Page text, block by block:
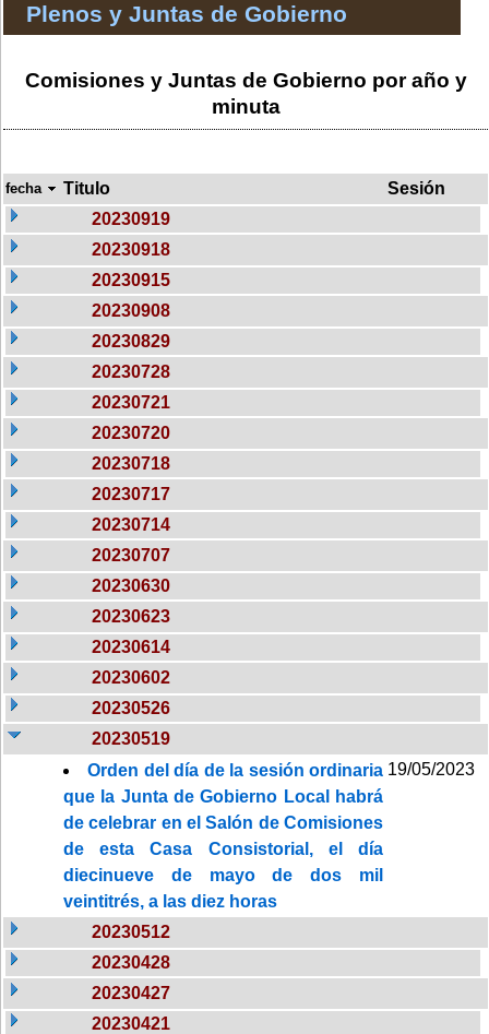
Plenos y Juntas de Gobierno
Comisiones y Juntas de Gobierno por año y
minuta
fecha Titulo
Sesión
20230919
20230918
20230915
20230908
20230829
20230728
20230721
20230720
20230718
20230717
20230714
20230707
20230630
20230623
20230614
20230602
20230526
20230519
Orden del día de la sesión ordinaria
que la Junta de Gobierno Local habrá
de celebrar en el Salón de Comisiones
de esta Casa Consistorial, el día
diecinueve de mayo de dos mil
veintitrés, a las diez horas
19/05/2023
20230512
20230428
20230427
20230421